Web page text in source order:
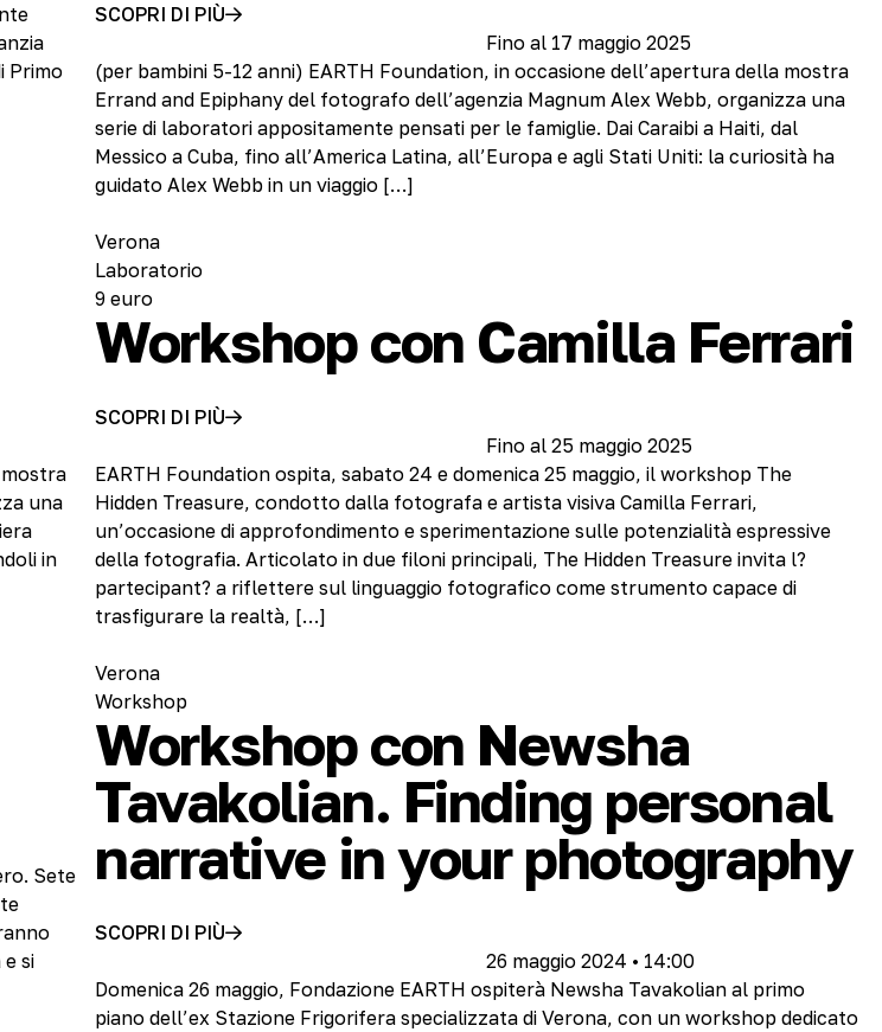
Primo
SCOPRI DI PIÙ
Fino al 17 maggio 2025
(per bambini 5-12 anni) EARTH Foundation, in occasione dell’apertura della mostra
Errand and Epiphany del fotografo dell’agenzia Magnum Alex Webb, organizza una
serie di laboratori appositamente pensati per le famiglie. Dai Caraibi a Haiti, dal
Messico a Cuba, fino all’America Latina, all’Europa e agli Stati Uniti: la curiosità ha
guidato Alex Webb in un viaggio […]
Verona
Laboratorio
9 euro
una
in
Workshop con Camilla Ferrari
SCOPRI DI PIÙ
Fino al 25 maggio 2025
EARTH Foundation ospita, sabato 24 e domenica 25 maggio, il workshop The
Hidden Treasure, condotto dalla fotografa e artista visiva Camilla Ferrari,
un’occasione di approfondimento e sperimentazione sulle potenzialità espressive
della fotografia. Articolato in due filoni principali, The Hidden Treasure invita l?
partecipant? a riflettere sul linguaggio fotografico come strumento capace di
trasfigurare la realtà, […]
Verona
Workshop
Sete
si
Workshop con Newsha
Tavakolian. Finding personal
narrative in your photography
SCOPRI DI PIÙ
26 maggio 2024 • 14:00
Domenica 26 maggio, Fondazione EARTH ospiterà Newsha Tavakolian al primo
piano dell’ex Stazione Frigorifera specializzata di Verona, con un workshop dedicato